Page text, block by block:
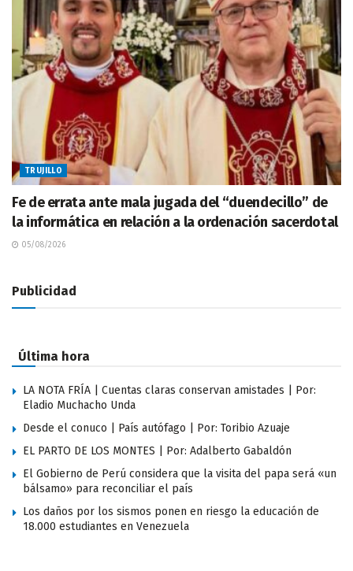
TRUJILLO
Fe de errata ante mala jugada del “duendecillo” de
la informática en relación a la ordenación sacerdotal
05/08/2026
Publicidad
Última hora
LA NOTA FRÍA | Cuentas claras conservan amistades | Por:
Eladio Muchacho Unda
Desde el conuco | País autófago | Por: Toribio Azuaje
EL PARTO DE LOS MONTES | Por: Adalberto Gabaldón
El Gobierno de Perú considera que la visita del papa será «un
bálsamo» para reconciliar el país
Los daños por los sismos ponen en riesgo la educación de
18.000 estudiantes en Venezuela